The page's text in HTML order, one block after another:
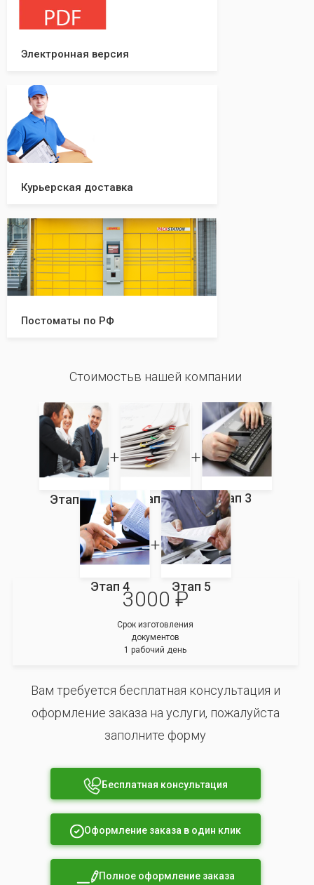
Электронная версия
Курьерская доставка
Постоматы по РФ
Стоимостьв нашей компании
Этап 1 Этап 2 Этап 3
Этап 4 Этап 5
3000 ₽
Срок изготовления
документов
1 рабочий день
Вам требуется бесплатная консультация и
оформление заказа на услуги, пожалуйста
заполните форму
Бесплатная консультация
Оформление заказа в один клик
Полное оформление заказа